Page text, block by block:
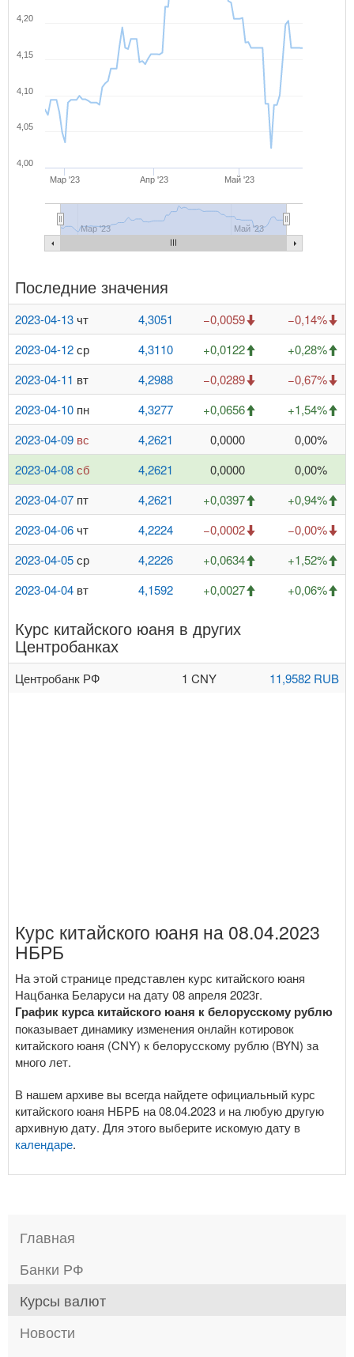
Мар '23 Апр '23 Май '23
Мар '23 Май '23
4,00
4,05
4,10
4,15
4,20
Последние значения
2023-04-13 чт 4,3051 −0,0059
−0,14%
2023-04-12ср 4,3110 +0,0122
+0,28%
2023-04-11 вт 4,2988 −0,0289
−0,67%
2023-04-10 пн 4,3277 +0,0656
+1,54%
2023-04-09 вс 4,2621 0,0000
0,00%
2023-04-08сб 4,2621 0,0000
0,00%
2023-04-07 пт 4,2621 +0,0397
+0,94%
2023-04-06 чт 4,2224 −0,0002
−0,00%
2023-04-05ср 4,2226 +0,0634
+1,52%
2023-04-04 вт 4,1592 +0,0027 +0,06%
Курс китайского юаня в других
Центробанках
Центробанк РФ 1 CNY 11,9582 RUB
Курс китайского юаня на 08.04.2023
НБРБ
На этой странице представлен курс китайского юаня
Нацбанка Беларуси на дату 08 апреля 2023г.
График курса китайского юаня к белорусскому рублю
показывает динамику изменения онлайн котировок
китайского юаня (CNY) к белорусскому рублю (BYN) за
много лет.
В нашем архиве вы всегда найдете официальный курс
китайского юаня НБРБ на 08.04.2023 и на любую другую
архивную дату. Для этого выберите искомую дату в
календаре.
Главная
Банки РФ
Курсы валют
Новости